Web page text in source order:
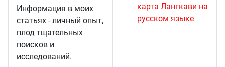
Информация в моих
статьях - личный опыт,
плод тщательных
поисков и
исследований.
карта Лангкави на
русском языке